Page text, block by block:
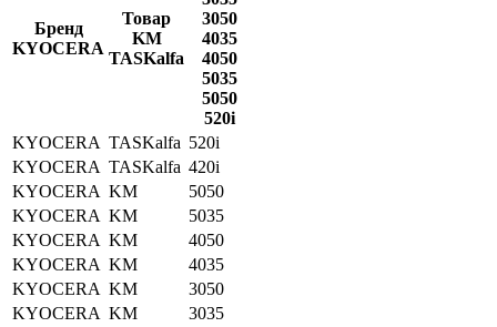
Бренд
KYOCERA
Товар
KM
TASKalfa
3050
4035
4050
5035
5050
520i
KYOCERA TASKalfa 520i
KYOCERA TASKalfa 420i
KYOCERA KM
5050
KYOCERA KM
5035
KYOCERA KM
4050
KYOCERA KM
4035
KYOCERA KM
3050
KYOCERA KM 3035